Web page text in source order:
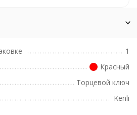
1
Красный
Торцевой ключ
Kenli